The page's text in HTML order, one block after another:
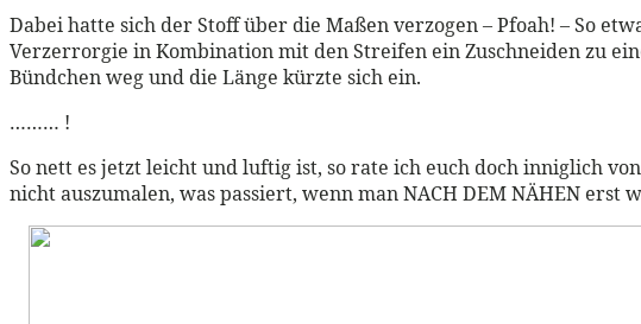
Dabei hatte sich der Stoff über die Maßen verzogen – Pfoah! – So
Verzerrorgie in Kombination mit den Streifen ein Zuschneiden zu
Bündchen weg und die Länge kürzte sich ein.
……… !
So nett es jetzt leicht und luftig ist, so rate ich euch doch inniglich
nicht auszumalen, was passiert, wenn man NACH DEM NÄHEN erst